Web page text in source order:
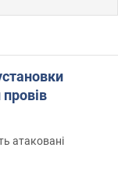
провів
атаковані